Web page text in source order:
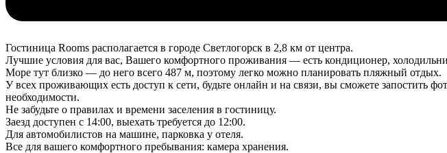
Гостиница Rooms располагается в городе Светлогорск в 2,8 км от центра.
Лучшие условия для вас, Вашего комфортного проживания — есть кондиционер,
Море тут близко — до него всего 487 м, поэтому легко можно планировать пляжный отдых.
У всех проживающих есть доступ к сети, будьте онлайн и на связи, вы сможете запостить
необходимости.
Не забудьте о правилах и времени заселения в гостиницу.
Заезд доступен с 14:00, выехать требуется до 12:00.
Для автомобилистов на машине, парковка у отеля.
Все для вашего комфортного пребывания: камера хранения.